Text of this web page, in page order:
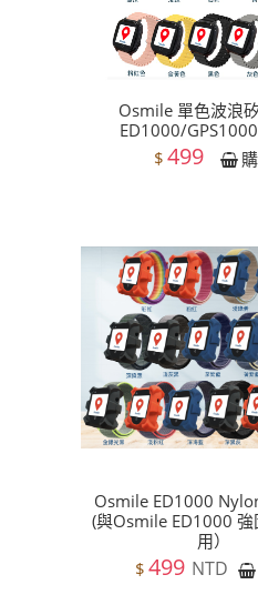
Osmile 單色波浪
ED1000/
$ 499
Osmile ED1000
(與Osmile ED1000
用）
$ 499 NTD